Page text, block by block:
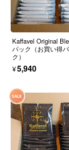
Kaffavel Original
パック（お買い得
ク）
¥5,940